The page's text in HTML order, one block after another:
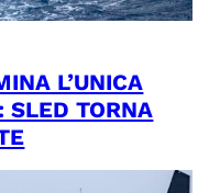
L’UNICA
SLED TORNA